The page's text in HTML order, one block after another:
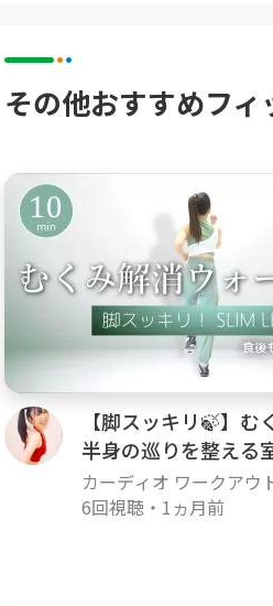
その他おすすめフィ
【脚スッキリ🍃】む
半身の巡りを整える
ング
カーディオ ワークアウ
kout
6回視聴 ・ 1ヵ月前